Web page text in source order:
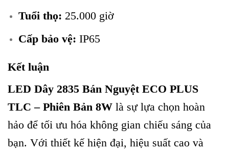
Tuổi thọ: 25.000 giờ
Cấp bảo vệ: IP65
Kết luận
LED Dây 2835 Bán Nguyệt ECO PLUS
TLC – Phiên Bản 8W là sự lựa chọn hoàn
hảo để tối ưu hóa không gian chiếu sáng của
bạn. Với thiết kế hiện đại, hiệu suất cao và